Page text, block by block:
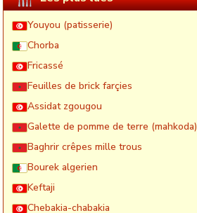
Youyou (patisserie)
Chorba
Fricassé
Feuilles de brick farçies
Assidat zgougou
Galette de pomme de terre (mahkoda)
Baghrir crêpes mille trous
Bourek algerien
Keftaji
Chebakia-chabakia